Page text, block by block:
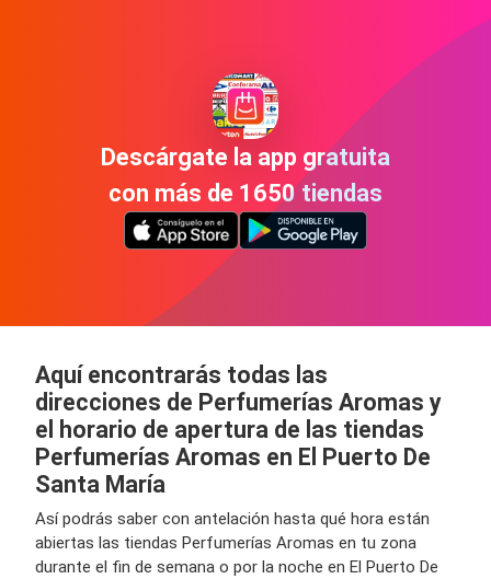
Descárgate la app gratuita
con más de 1650 tiendas
Aquí encontrarás todas las
direcciones de Perfumerías Aromas y
el horario de apertura de las tiendas
Perfumerías Aromas en El Puerto De
Santa María
Así podrás saber con antelación hasta qué hora están
abiertas las tiendas Perfumerías Aromas en tu zona
durante el fin de semana o por la noche en El Puerto De